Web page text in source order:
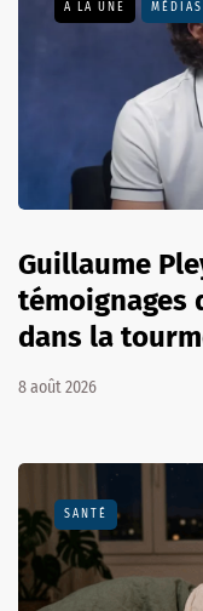
A LA UNE MÉDIAS
Guillaume
témoignages
dans la
8 août 2026
SANTÉ